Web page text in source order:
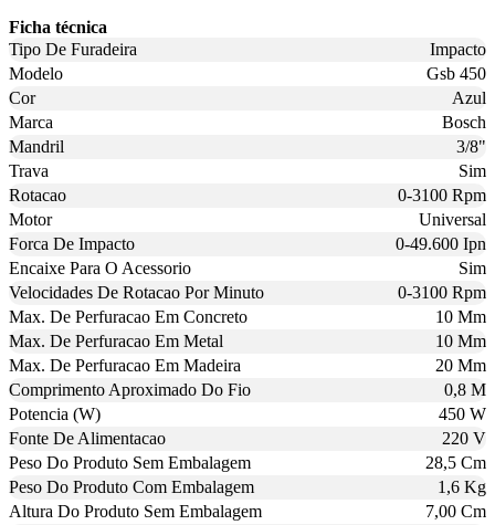
Ficha técnica
Tipo De Furadeira
Impacto
Modelo
Gsb 450
Cor
Azul
Marca
Bosch
Mandril
3/8"
Trava
Sim
Rotacao
0-3100 Rpm
Motor
Universal
Forca De Impacto
0-49.600 Ipn
Encaixe Para O Acessorio
Sim
Velocidades De Rotacao Por Minuto
0-3100 Rpm
Max. De Perfuracao Em Concreto
10 Mm
Max. De Perfuracao Em Metal
10 Mm
Max. De Perfuracao Em Madeira
20 Mm
Comprimento Aproximado Do Fio
0,8 M
Potencia (W)
450 W
Fonte De Alimentacao
220 V
Peso Do Produto Sem Embalagem
28,5 Cm
Peso Do Produto Com Embalagem
1,6 Kg
Altura Do Produto Sem Embalagem
7,00 Cm